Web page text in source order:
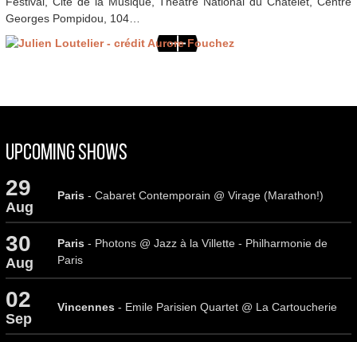
Georges Pompidou, 104…
Upcoming Shows
29
Aug
Paris- Cabaret Contemporain @ Virage (Marathon!)
30
Aug
Paris- Photons @ Jazz à la Villette - Philharmonie de
Paris
02
Sep
Vincennes- Emile Parisien Quartet @ La Cartoucherie